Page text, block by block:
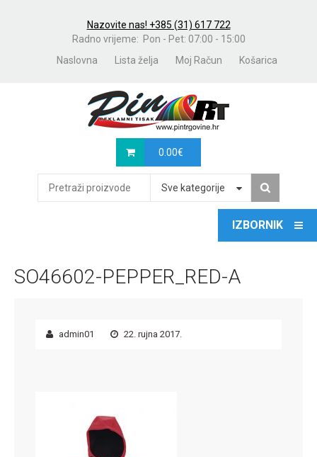
Nazovite nas! +385 (31) 617 722
Radno vrijeme: Pon - Pet: 07:00 - 15:00
Naslovna
Lista želja Moj Račun Košarica
0.00€
Sve kategorije
SO46602-PEPPER_RED-A
admin01 22. rujna 2017.